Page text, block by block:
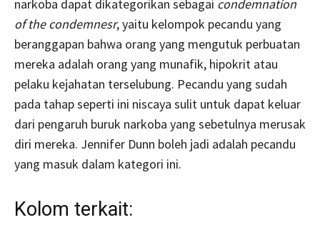
narkoba dapat dikategorikan sebagai condemnation
of the condemnesr, yaitu kelompok pecandu yang
beranggapan bahwa orang yang mengutuk perbuatan
mereka adalah orang yang munafik, hipokrit atau
pelaku kejahatan terselubung. Pecandu yang sudah
pada tahap seperti ini niscaya sulit untuk dapat keluar
dari pengaruh buruk narkoba yang sebetulnya merusak
diri mereka. Jennifer Dunn boleh jadi adalah pecandu
yang masuk dalam kategori ini.
Kolom terkait: